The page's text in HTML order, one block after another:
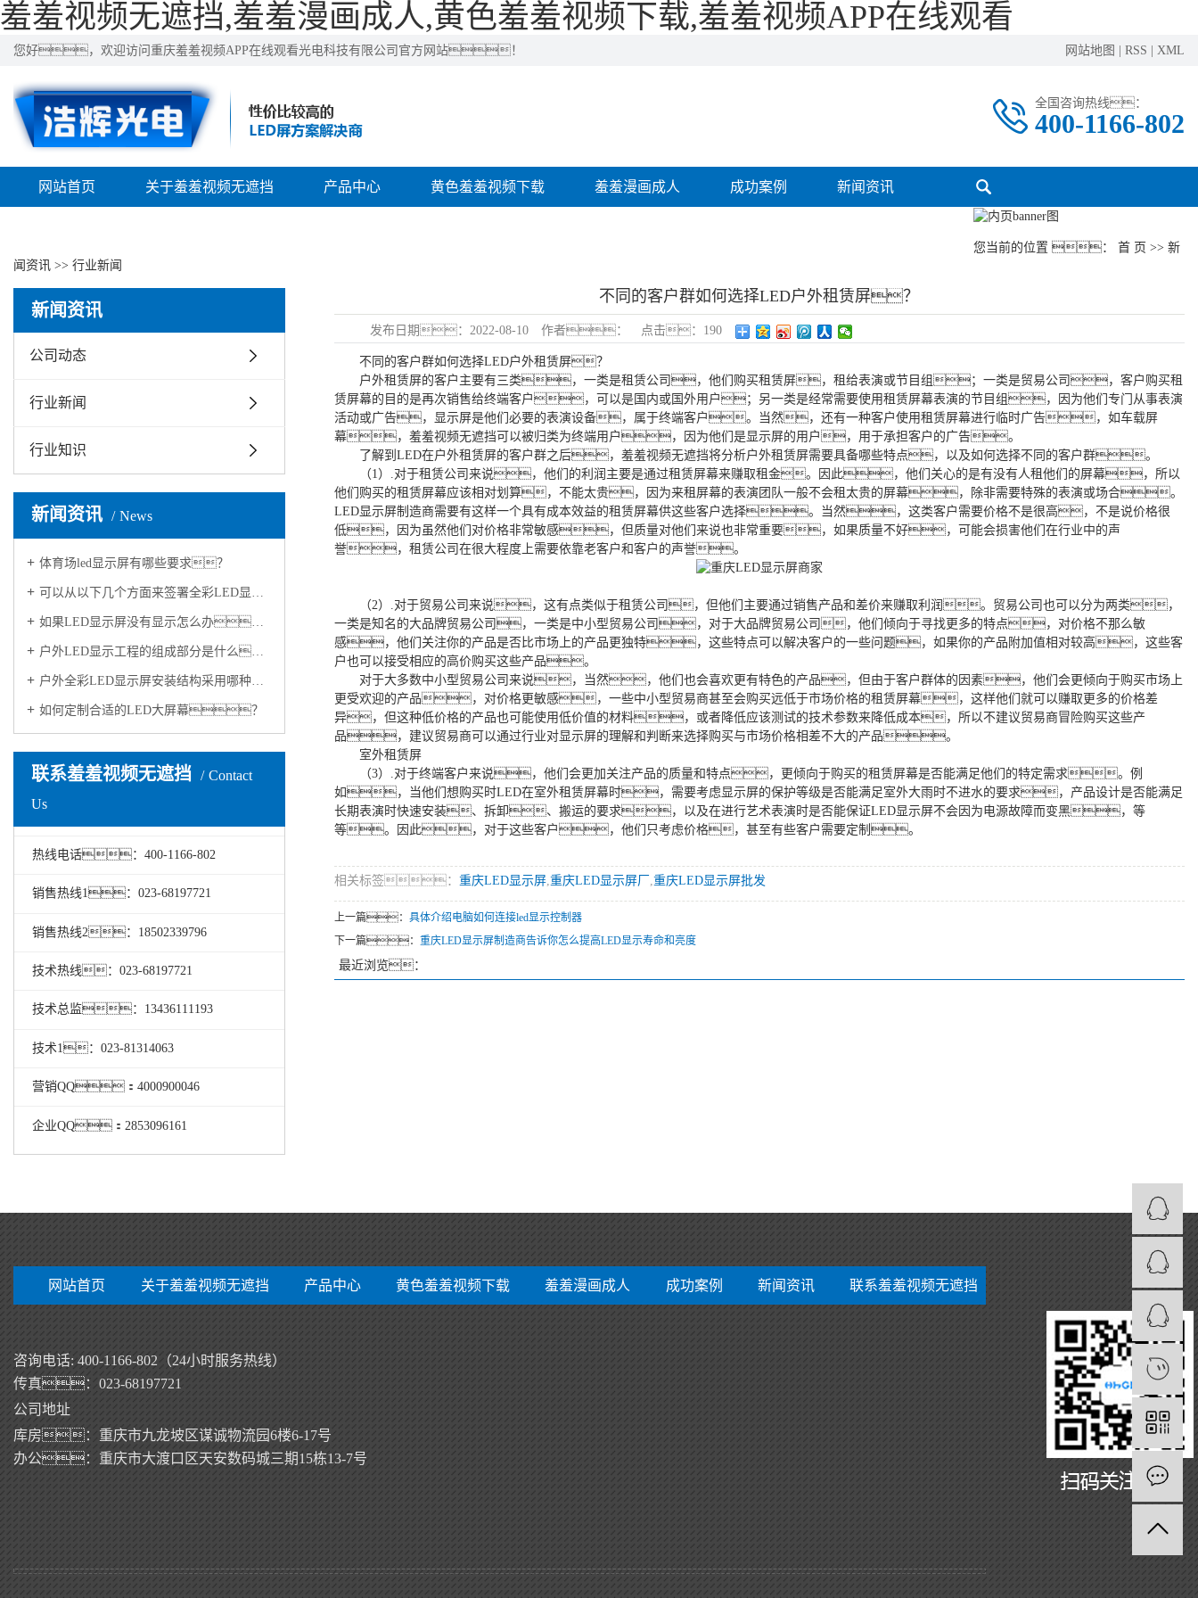
羞羞视频无遮挡,羞羞漫画成人,黄色羞羞视频下载,羞羞视频APP在线观看
您好，欢迎访问重庆羞羞视频APP在线观看光电科技有限公司官方网站！ 网站地图 RSS XML
全国咨询热线：
400-1166-802
网站首页 关于羞羞视频无遮挡 产品中心 黄色羞羞视频下载 羞羞漫画成人 成功案例 新闻资讯
您当前的位置 ：首 页 >>新
闻资讯 >> 行业新闻
新闻资讯
公司动态
行业新闻
行业知识
新闻资讯 News
体育场led显示屏有哪些要求？
可以从以下几个方面来签署全彩LED显示屏的质量：
如果LED显示屏没有显示怎么办？
户外LED显示工程的组成部分是什么？
户外全彩LED显示屏安装结构采用哪种好？
如何定制合适的LED大屏幕？
联系羞羞视频无遮挡
Contact
Us
热线电话：400-1166-802
销售热线1：023-68197721
销售热线2：18502339796
技术热线：023-68197721
技术总监：13436111193
技术1： 023-81314063
营销QQ：4000900046
企业QQ：2853096161
不同的客户群如何选择LED户外租赁屏？
发布日期： 2022-08-10 作者： 点击： 190
不同的客户群如何选择LED户外租赁屏？
户外租赁屏的客户主要有三类，一类是租赁公司，他们购买租赁屏，租给表演或节目组；一类是贸易公司，客户购买租
赁屏幕的目的是再次销售给终端客户，可以是国内或国外用户；另一类是经常需要使用租赁屏幕表演的节目组，因为他们专门从事表演
活动或广告，显示屏是他们必要的表演设备，属于终端客户。当然，还有一种客户使用租赁屏幕进行临时广告，如车载屏
幕，羞羞视频无遮挡可以被归类为终端用户，因为他们是显示屏的用户，用于承担客户的广告。
了解到LED在户外租赁屏的客户群之后，羞羞视频无遮挡将分析户外租赁屏需要具备哪些特点，以及如何选择不同的客户群。
（1）.对于租赁公司来说，他们的利润主要是通过租赁屏幕来赚取租金。因此，他们关心的是有没有人租他们的屏幕，所以
他们购买的租赁屏幕应该相对划算，不能太贵，因为来租屏幕的表演团队一般不会租太贵的屏幕，除非需要特殊的表演或场合。
LED显示屏制造商需要有这样一个具有成本效益的租赁屏幕供这些客户选择。当然，这类客户需要价格不是很高，不是说价格很
低，因为虽然他们对价格非常敏感，但质量对他们来说也非常重要，如果质量不好，可能会损害他们在行业中的声
誉，租赁公司在很大程度上需要依靠老客户和客户的声誉。
（2）.对于贸易公司来说，这有点类似于租赁公司，但他们主要通过销售产品和差价来赚取利润。贸易公司也可以分为两类，
一类是知名的大品牌贸易公司，一类是中小型贸易公司，对于大品牌贸易公司，他们倾向于寻找更多的特点，对价格不那么敏
感，他们关注你的产品是否比市场上的产品更独特，这些特点可以解决客户的一些问题，如果你的产品附加值相对较高，这些客
户也可以接受相应的高价购买这些产品。
对于大多数中小型贸易公司来说，当然，他们也会喜欢更有特色的产品，但由于客户群体的因素，他们会更倾向于购买市场上
更受欢迎的产品，对价格更敏感，一些中小型贸易商甚至会购买远低于市场价格的租赁屏幕，这样他们就可以赚取更多的价格差
异，但这种低价格的产品也可能使用低价值的材料，或者降低应该测试的技术参数来降低成本，所以不建议贸易商冒险购买这些产
品，建议贸易商可以通过行业对显示屏的理解和判断来选择购买与市场价格相差不大的产品。
室外租赁屏
（3）.对于终端客户来说，他们会更加关注产品的质量和特点，更倾向于购买的租赁屏幕是否能满足他们的特定需求。例
如，当他们想购买时LED在室外租赁屏幕时，需要考虑显示屏的保护等级是否能满足室外大雨时不进水的要求，产品设计是否能满足
长期表演时快速安装、拆卸、搬运的要求，以及在进行艺术表演时是否能保证LED显示屏不会因为电源故障而变黑，等
等。因此，对于这些客户，他们只考虑价格，甚至有些客户需要定制。
相关标签： 重庆LED显示屏, 重庆LED显示屏厂 重庆LED显示屏批发
上一篇： 具体介绍电脑如何连接led显示控制器
下一篇： 重庆LED显示屏制造商告诉你怎么提高LED显示寿命和亮度
最近浏览：
网站首页 关于羞羞视频无遮挡 产品中心 黄色羞羞视频下载 羞羞漫画成人 成功案例 新闻资讯 联系羞羞视频无遮挡
咨询电话: 400-1166-802（24小时服务热线）
传真：023-68197721
公司地址
库房：重庆市九龙坡区谋诚物流园6楼6-17号
办公：重庆市大渡口区天安数码城三期15栋13-7号